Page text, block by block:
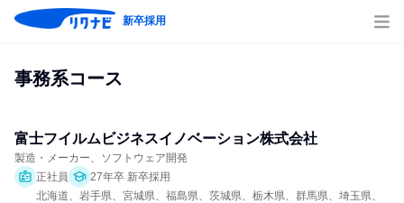
新卒採用
事務系コース
富士フイルムビジネスイノベーション株式会社
製造・メーカー、ソフトウェア開発
正社員
27年卒 新卒採用
北海道、岩手県、宮城県、福島県、茨城県、栃木県、群馬県、埼玉県、